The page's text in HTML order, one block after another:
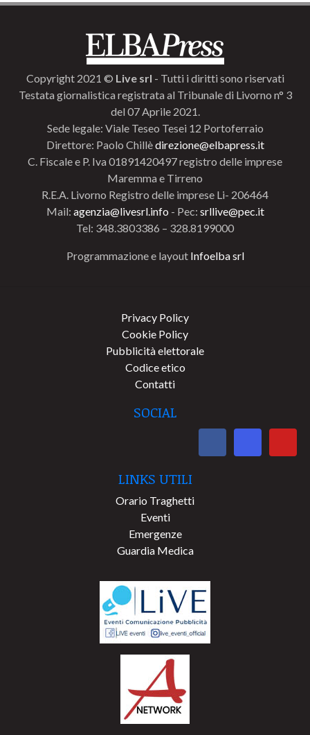
Copyright 2021 © Live srl - Tutti i diritti sono riservati
Testata giornalistica registrata al Tribunale di Livorno n° 3
del 07 Aprile 2021.
Sede legale: Viale Teseo Tesei 12 Portoferraio
Direttore: Paolo Chillèdirezione@elbapress.it
C. Fiscale e P. Iva 01891420497 registro delle imprese
Maremma e Tirreno
R.E.A. Livorno Registro delle imprese Li- 206464
Mail: agenzia@livesrl.info - Pec: srllive@pec.it
Tel: 348.3803386 – 328.8199000
Programmazione e layout Infoelba srl
Privacy Policy
Cookie Policy
Pubblicità elettorale
Codice etico
Contatti
SOCIAL
LINKS UTILI
Orario Traghetti
Eventi
Emergenze
Guardia Medica